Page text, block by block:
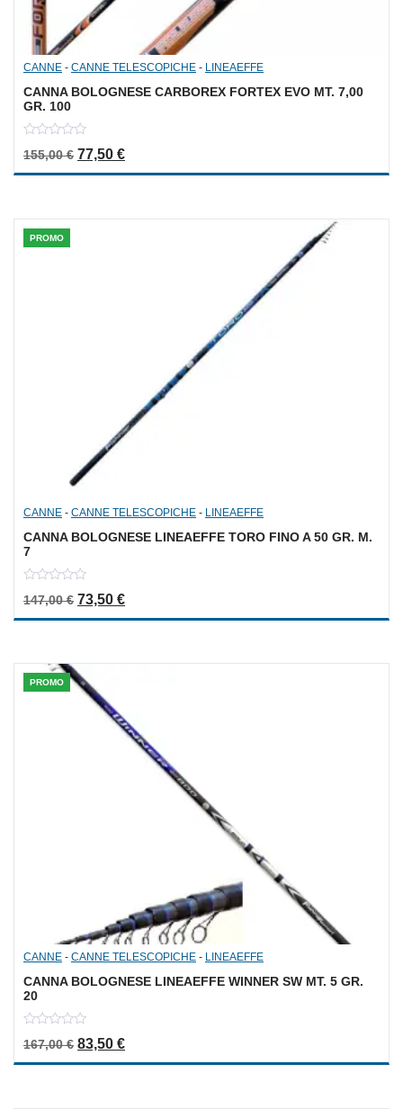
CANNE - CANNE TELESCOPICHE - LINEAEFFE
CANNA BOLOGNESE CARBOREX FORTEX EVO MT. 7,00
GR. 100
out
of
155,00€ Il prezzo originale era: 155,00 €.
77,50 €Il prezzo attuale è: 77,50 €.
PROMO
CANNE - CANNE TELESCOPICHE - LINEAEFFE
CANNA BOLOGNESE LINEAEFFE TORO FINO A 50 GR. M.
7
out
147,00€ Il prezzo originale era: 147,00 €.
73,50 €Il prezzo attuale è: 73,50 €.
PROMO
CANNE - CANNE TELESCOPICHE - LINEAEFFE
CANNA BOLOGNESE LINEAEFFE WINNER SW MT. 5 GR.
20
out
of
167,00€ Il prezzo originale era: 167,00 €.
83,50 €Il prezzo attuale è: 83,50 €.